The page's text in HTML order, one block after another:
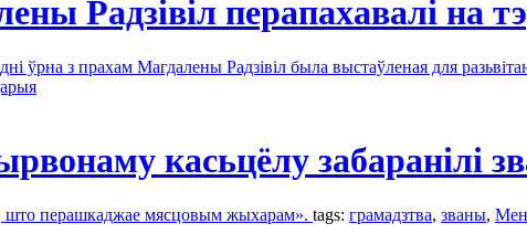
Радзівіл перапахавалі на
ўрна з прахам Магдалены Радзівіл была выстаўленая для
касьцёлу забаранілі
што перашкаджае мясцовым жыхарам». tags: грамадзтва, званы,